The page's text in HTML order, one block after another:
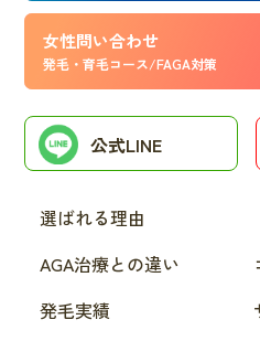
女性問い合わせ
発毛・育毛コース/FAGA対策
公式LINE
選ばれる理由
AGA治療との違い
発毛実績